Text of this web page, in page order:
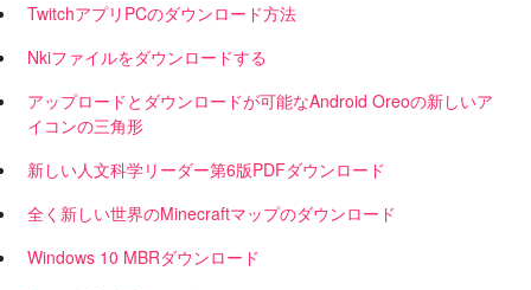
TwitchアプリPCのダウンロード方法
Nkiファイルをダウンロードする
アップロードとダウンロードが可能なAndroid Oreoの新しいア
イコンの三角形
新しい人文科学リーダー第6版PDFダウンロード
全く新しい世界のMinecraftマップのダウンロード
Windows 10 MBRダウンロード